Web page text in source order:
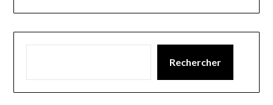
Rechercher